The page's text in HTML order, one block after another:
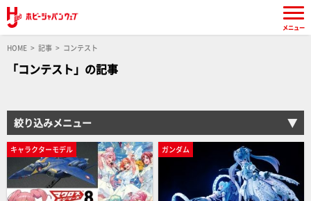
HOME 記事 コンテスト
「コンテスト」の記事
絞り込みメニュー
キャラクターモデル ガンダム
メニュー